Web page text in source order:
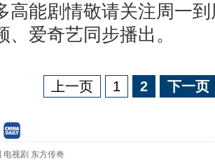
高能剧情敬请关注周一
、爱奇艺同步播出。
上一页 1 2 下一页
电视剧 东方传奇